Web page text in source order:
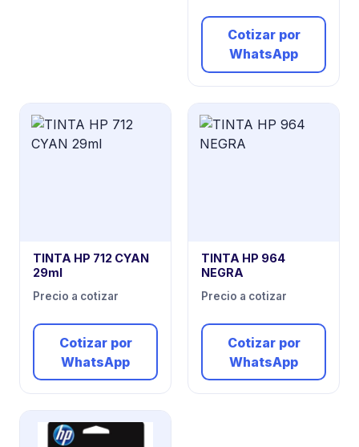
Cotizar por
WhatsApp
TINTA HP 712 CYAN
29ml
Precio a cotizar
Cotizar por
WhatsApp
TINTA HP 964
NEGRA
Precio a cotizar
Cotizar por
WhatsApp